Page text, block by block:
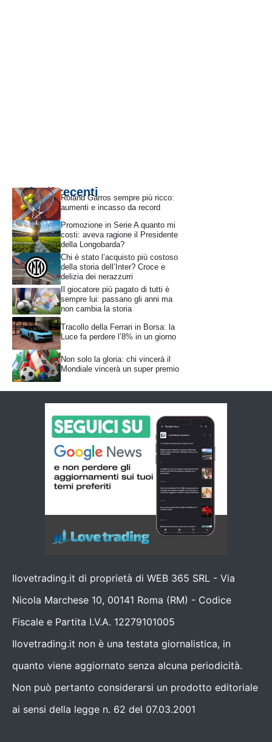
Articoli recentiRoland Garros sempre più ricco:
aumenti e incasso da record
Promozione in Serie A quanto mi
costi: aveva ragione il Presidente
della Longobarda?
Chi è stato l’acquisto più costoso
della storia dell’Inter? Croce e
delizia dei nerazzurri
Il giocatore più pagato di tutti è
sempre lui: passano gli anni ma
non cambia la storia
Tracollo della Ferrari in Borsa: la
Luce fa perdere l’8% in un giorno
Non solo la gloria: chi vincerà il
Mondiale vincerà un super premio
Ilovetrading.it di proprietà di WEB 365 SRL - Via
Nicola Marchese 10, 00141 Roma (RM) - Codice
Fiscale e Partita I.V.A. 12279101005
Ilovetrading.it non è una testata giornalistica, in
quanto viene aggiornato senza alcuna periodicità.
Non può pertanto considerarsi un prodotto editoriale
ai sensi della legge n. 62 del 07.03.2001